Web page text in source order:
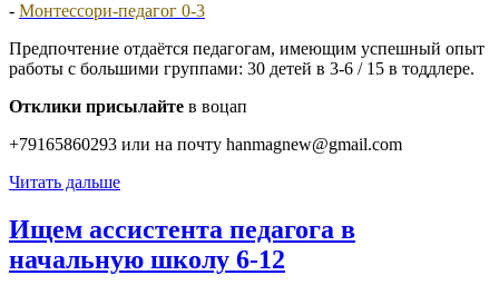
- Монтессори-педагог 0-3
Предпочтение отдаëтся педагогам, имеющим успешный опыт
работы с большими группами: 30 детей в 3-6 / 15 в тоддлере.
Отклики присылайте в воцап
+79165860293 или на почту hanmagnew@gmail.com
Читать дальше
​Ищем ассистента педагога в
начальную школу 6-12